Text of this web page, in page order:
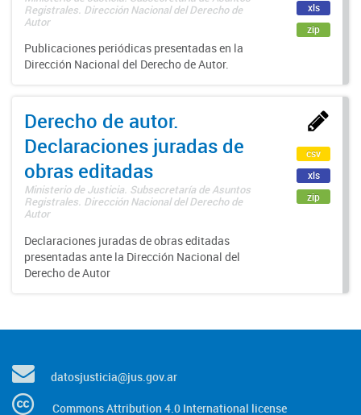
Registrales. Dirección Nacional del Derecho de
Autor
Publicaciones periódicas presentadas en la
Dirección Nacional del Derecho de Autor.
xls
zip
Derecho de autor.
Declaraciones juradas de
obras editadas
Ministerio de Justicia. Subsecretaría de Asuntos
Registrales. Dirección Nacional del Derecho de
Autor
Declaraciones juradas de obras editadas
presentadas ante la Dirección Nacional del
Derecho de Autor
csv
xls
zip
datosjusticia@jus.gov.ar
Commons Attribution 4.0 International license